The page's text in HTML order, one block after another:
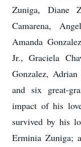
Zuniga, Diane
Camarena,
Amanda
Jr., Graciela
Gonzalez, Adrian
and six great-
impact of his
survived by his
Erminia Zuniga;